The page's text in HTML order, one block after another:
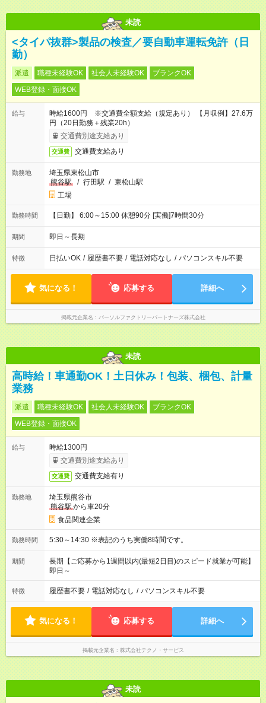
未読
<タイパ抜群>製品の検査／要自動車運転免許（日
勤）
派遣 職種未経験OK 社会人未経験OK
ブランクOK
WEB登録・面接OK
給与
時給1600円 ※交通費全額支給（規定あり） 【月収例】27.6万
円（20日勤務＋残業20h）
交通費別途支給あり
交通費 交通費支給あり
勤務地
埼玉県東松山市
熊谷駅
/ 行田駅 / 東松山駅
工場
勤務時間 【日勤】 6:00～15:00 休憩90分 [実働]7時間30分
期間 即日～長期
特徴 日払いOK / 履歴書不要 / 電話対応なし / パソコンスキル不要
気になる！ 応募する 詳細へ
掲載元企業名 パーソルファクトリーパートナーズ株式会社
未読
高時給！車通勤OK！土日休み！包装、梱包、計量
業務
派遣 職種未経験OK 社会人未経験OK
ブランクOK
WEB登録・面接OK
給与
時給1300円
交通費別途支給あり
交通費 交通費支給有り
勤務地
埼玉県熊谷市
熊谷駅から車20分
食品関連企業
勤務時間 5:30～14:30 ※表記のうち実働8時間です。
期間
長期【ご応募から1週間以内(最短2日目)のスピード就業が可能】
即日～
特徴 履歴書不要 / 電話対応なし / パソコンスキル不要
気になる！ 応募する 詳細へ
掲載元企業名 株式会社テクノ・サービス
未読